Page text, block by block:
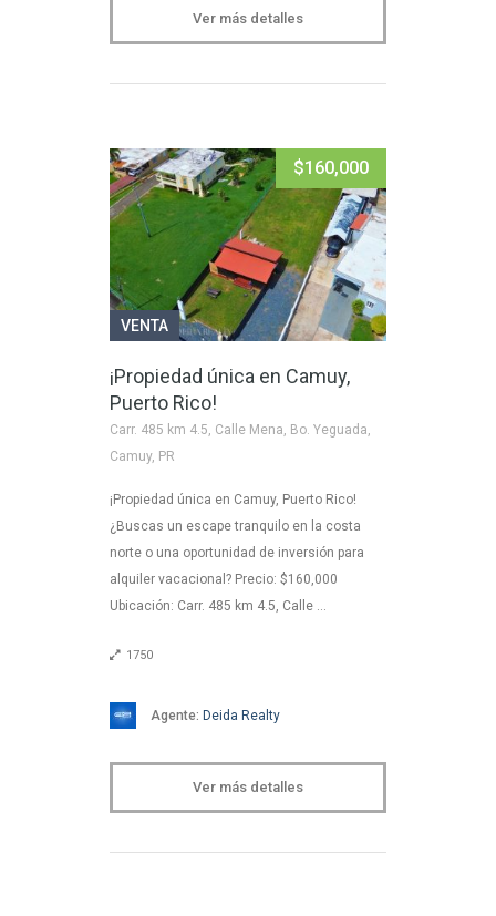
Ver más detalles
VENTA
$160,000
¡Propiedad única en Camuy,
Puerto Rico!
Carr. 485 km 4.5, Calle Mena, Bo. Yeguada,
Camuy, PR
¡Propiedad única en Camuy, Puerto Rico!
¿Buscas un escape tranquilo en la costa
norte o una oportunidad de inversión para
alquiler vacacional? Precio: $160,000
Ubicación: Carr. 485 km 4.5, Calle …
1750
Agente: Deida Realty
Ver más detalles